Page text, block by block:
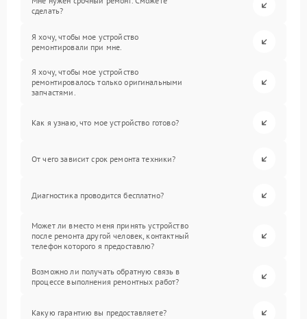
сделать?
Я хочу, чтобы мое устройство
ремонтировали при мне.
Я хочу, чтобы мое устройство
ремонтировалось только оригинальными
запчастями.
Как я узнаю, что мое устройство готово?
От чего зависит срок ремонта техники?
Диагностика проводится бесплатно?
Может ли вместо меня принять устройство
после ремонта другой человек, контактный
телефон которого я предоставлю?
Возможно ли получать обратную связь в
процессе выполнения ремонтных работ?
Какую гарантию вы предоставляете?